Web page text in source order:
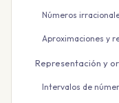
Números
Aproximaciones y
Representación y
Intervalos de